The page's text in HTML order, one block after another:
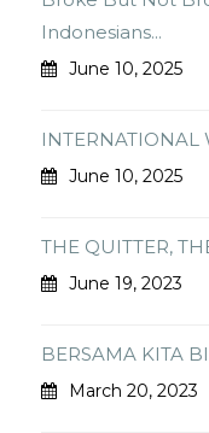
Indonesians...
June 10, 2025
INTERNATIONAL
June 10, 2025
THE QUITTER,
June 19, 2023
BERSAMA KITA
March 20, 2023